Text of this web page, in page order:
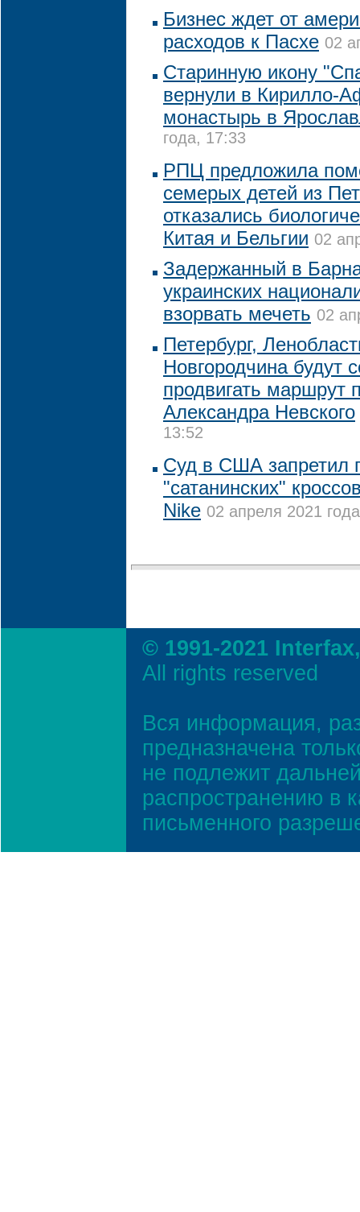
Бизнес ждет от
расходов к Пасхе 02
Старинную икону
вернули в Кирилло-
монастырь в
года, 17:33
РПЦ предложила
семерых детей из
отказались
Китая и Бельгии 02
Задержанный в
украинских
взорвать мечеть 02
Петербург,
Новгородчина будут
продвигать маршрут
Александра Невского
13:52
Суд в США запретил
"сатанинских"
Nike 02 апреля 2021
© 1991-2021
All rights reserved
Вся информация,
предназначена
не подлежит
распространению в
письменного